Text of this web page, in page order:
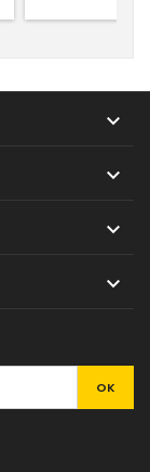
modeller og



